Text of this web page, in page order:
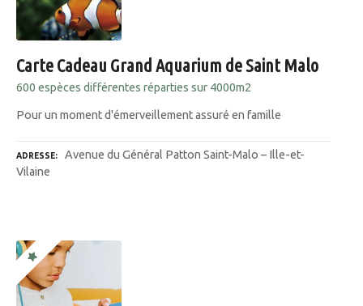
Carte Cadeau Grand Aquarium de Saint Malo
600 espèces différentes réparties sur 4000m2
Pour un moment d'émerveillement assuré en famille
ADRESSE
Avenue du Général Patton Saint-Malo – Ille-et-
Vilaine